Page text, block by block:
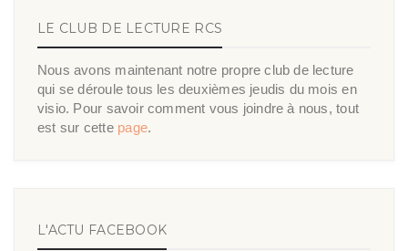
LE CLUB DE LECTURE RCS
Nous avons maintenant notre propre club de lecture
qui se déroule tous les deuxièmes jeudis du mois en
visio. Pour savoir comment vous joindre à nous, tout
est sur cette page.
L'ACTU FACEBOOK